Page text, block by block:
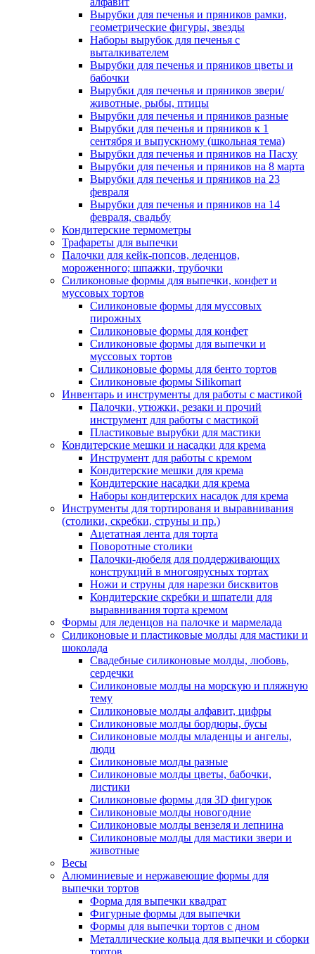
Вырубки для печенья и пряников рамки,
геометрические фигуры, звезды
Наборы вырубок для печенья с
выталкивателем
Вырубки для печенья и пряников цветы и
бабочки
Вырубки для печенья и пряников звери/
животные, рыбы, птицы
Вырубки для печенья и пряников разные
Вырубки для печенья и пряников к 1
сентября и выпускному (школьная тема)
Вырубки для печенья и пряников на Пасху
Вырубки для печенья и пряников на 8 марта
Вырубки для печенья и пряников на 23
февраля
Вырубки для печенья и пряников на 14
февраля, свадьбу
Кондитерские термометры
Трафареты для выпечки
Палочки для кейк-попсов, леденцов,
мороженного; шпажки, трубочки
Силиконовые формы для выпечки, конфет и
муссовых тортов
Силиконовые формы для муссовых
пирожных
Силиконовые формы для конфет
Силиконовые формы для выпечки и
муссовых тортов
Силиконовые формы для бенто тортов
Силиконовые формы Silikomart
Инвентарь и инструменты для работы с мастикой
Палочки, утюжки, резаки и прочий
инструмент для работы с мастикой
Пластиковые вырубки для мастики
Кондитерские мешки и насадки для крема
Инструмент для работы с кремом
Кондитерские мешки для крема
Кондитерские насадки для крема
Наборы кондитерских насадок для крема
Инструменты для тортированя и выравнивания
(столики, скребки, струны и пр.)
Ацетатная лента для торта
Поворотные столики
Палочки-дюбеля для поддерживающих
конструкций в многоярусных тортах
Ножи и струны для нарезки бисквитов
Кондитерские скребки и шпатели для
выравнивания торта кремом
Формы для леденцов на палочке и мармелада
Силиконовые и пластиковые молды для мастики и
шоколада
Свадебные силиконовые молды, любовь,
сердечки
Силиконовые молды на морскую и пляжную
тему
Силиконовые молды алфавит, цифры
Силиконовые молды бордюры, бусы
Силиконовые молды младенцы и ангелы,
люди
Силиконовые молды разные
Силиконовые молды цветы, бабочки,
листики
Силиконовые формы для 3D фигурок
Силиконовые молды новогодние
Силиконовые молды вензеля и лепнина
Силиконовые молды для мастики звери и
животные
Весы
Алюминиевые и нержавеющие формы для
выпечки тортов
Форма для выпечки квадрат
Фигурные формы для выпечки
Формы для выпечки тортов с дном
Металлические кольца для выпечки и сборки
тортов